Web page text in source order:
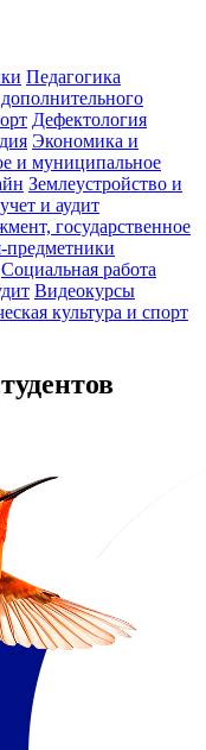
Педагогика
Дефектология
Экономика и
и муниципальное
Землеустройство и
и аудит
государственное
предметники
Социальная работа
Видеокурсы
культура и спорт